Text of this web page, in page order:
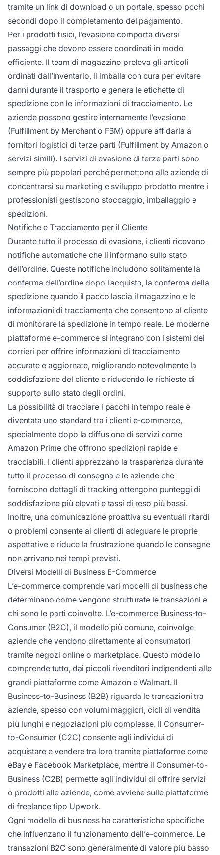
tramite un link di download o un portale, spesso pochi
secondi dopo il completamento del pagamento.
Per i prodotti fisici, l’evasione comporta diversi
passaggi che devono essere coordinati in modo
efficiente. Il team di magazzino preleva gli articoli
ordinati dall’inventario, li imballa con cura per evitare
danni durante il trasporto e genera le etichette di
spedizione con le informazioni di tracciamento. Le
aziende possono gestire internamente l’evasione
(Fulfillment by Merchant o FBM) oppure affidarla a
fornitori logistici di terze parti (Fulfillment by Amazon o
servizi simili). I servizi di evasione di terze parti sono
sempre più popolari perché permettono alle aziende di
concentrarsi su marketing e sviluppo prodotto mentre i
professionisti gestiscono stoccaggio, imballaggio e
spedizioni.
Notifiche e Tracciamento per il Cliente
Durante tutto il processo di evasione, i clienti ricevono
notifiche automatiche che li informano sullo stato
dell’ordine. Queste notifiche includono solitamente la
conferma dell’ordine dopo l’acquisto, la conferma della
spedizione quando il pacco lascia il magazzino e le
informazioni di tracciamento che consentono al cliente
di monitorare la spedizione in tempo reale. Le moderne
piattaforme e-commerce si integrano con i sistemi dei
corrieri per offrire informazioni di tracciamento
accurate e aggiornate, migliorando notevolmente la
soddisfazione del cliente e riducendo le richieste di
supporto sullo stato degli ordini.
La possibilità di tracciare i pacchi in tempo reale è
diventata uno standard tra i clienti e-commerce,
specialmente dopo la diffusione di servizi come
Amazon Prime che offrono spedizioni rapide e
tracciabili. I clienti apprezzano la trasparenza durante
tutto il processo di consegna e le aziende che
forniscono dettagli di tracking ottengono punteggi di
soddisfazione più elevati e tassi di reso più bassi.
Inoltre, una comunicazione proattiva su eventuali ritardi
o problemi consente ai clienti di adeguare le proprie
aspettative e riduce la frustrazione quando le consegne
non arrivano nei tempi previsti.
Diversi Modelli di Business E-Commerce
L’e-commerce comprende vari modelli di business che
determinano come vengono strutturate le transazioni e
chi sono le parti coinvolte. L’e-commerce Business-to-
Consumer (B2C), il modello più comune, coinvolge
aziende che vendono direttamente ai consumatori
tramite negozi online o marketplace. Questo modello
comprende tutto, dai piccoli rivenditori indipendenti alle
grandi piattaforme come Amazon e Walmart. Il
Business-to-Business (B2B) riguarda le transazioni tra
aziende, spesso con volumi maggiori, cicli di vendita
più lunghi e negoziazioni più complesse. Il Consumer-
to-Consumer (C2C) consente agli individui di
acquistare e vendere tra loro tramite piattaforme come
eBay e Facebook Marketplace, mentre il Consumer-to-
Business (C2B) permette agli individui di offrire servizi
o prodotti alle aziende, come avviene sulle piattaforme
di freelance tipo Upwork.
Ogni modello di business ha caratteristiche specifiche
che influenzano il funzionamento dell’e-commerce. Le
transazioni B2C sono generalmente di valore più basso